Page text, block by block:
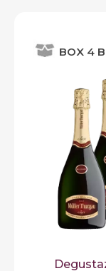
BOX 4